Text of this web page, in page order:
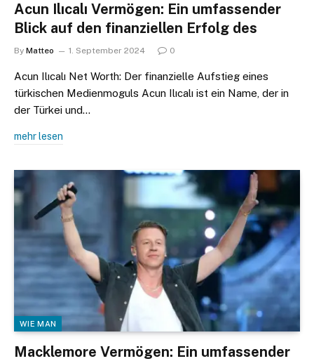
Acun Ilıcalı Vermögen: Ein umfassender
Blick auf den finanziellen Erfolg des
By Matteo 1. September 2024 0
Acun Ilıcalı Net Worth: Der finanzielle Aufstieg eines
türkischen Medienmoguls Acun Ilıcalı ist ein Name, der in
der Türkei und…
mehr lesen
WIE MAN
Macklemore Vermögen: Ein umfassender